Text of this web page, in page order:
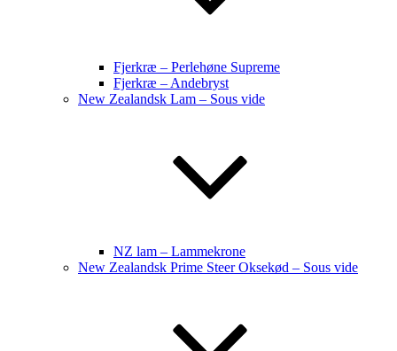
Fjerkræ – Perlehøne Supreme
Fjerkræ – Andebryst
New Zealandsk Lam – Sous vide
NZ lam – Lammekrone
New Zealandsk Prime Steer Oksekød – Sous vide